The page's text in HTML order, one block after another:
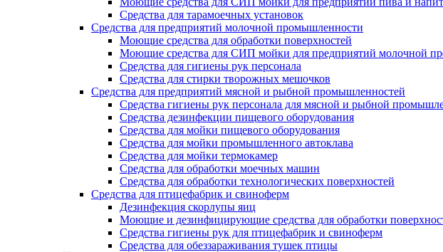
Средства для тарамоечных установок
Средства для предприятий молочной промышленности
Моющие средства для обработки поверхностей
Моющие средства для СИП мойки для предприятий молочной
Средства для гигиены рук персонала
Средства для стирки творожных мешочков
Средства для предприятий мясной и рыбной промышленностей
Средства гигиены рук персонала для мясной и рыбной
Средства дезинфекции пищевого оборудования
Средства для мойки пищевого оборудования
Средства для мойки промышленного автоклава
Средства для мойки термокамер
Средства для обработки моечных машин
Средства для обработки технологических поверхностей
Средства для птицефабрик и свиноферм
Дезинфекция скорлупы яиц
Моющие и дезинфицирующие средства для обработки
Средства гигиены рук для птицефабрик и свиноферм
Средства для обеззараживания тушек птицы